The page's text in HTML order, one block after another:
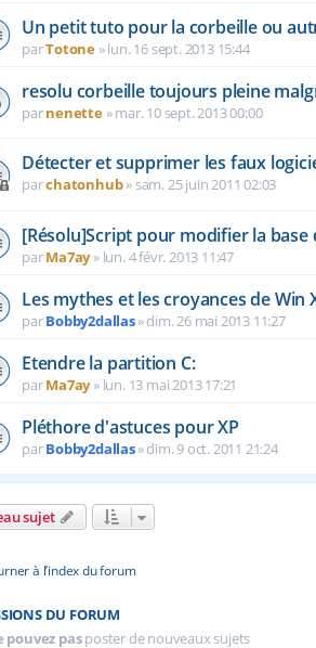
Un petit tuto pour la corbeille ou
parTotone »lun. 16 sept. 2013 15:44
resolu corbeille toujours pleine
parnenette»mar. 10 sept. 2013 00:00
Détecter et supprimer les faux
parchatonhub» sam. 25 juin 2011 02:03
[Résolu]Script pour modifier la base
parMa7ay» lun. 4 févr. 2013 11:47
Les mythes et les croyances de Win
parBobby2dallas»dim. 26 mai 2013 11:27
Etendre la partition C:
parMa7ay» lun. 13 mai 2013 17:21
Pléthore d'astuces pour XP
parBobby2dallas»dim. 9 oct. 2011 21:24
sujet
à l’index du forum
DU FORUM
pouvez pasposter de nouveaux sujets